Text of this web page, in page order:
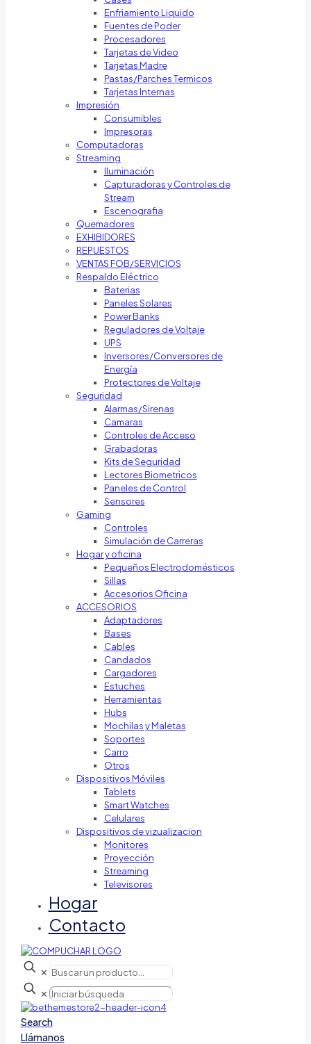
Enfriamiento Liquido
Fuentes de Poder
Procesadores
Tarjetas de Video
Tarjetas Madre
Pastas/Parches Termicos
Tarjetas Internas
Impresión
Consumibles
Impresoras
Computadoras
Streaming
Iluminación
Capturadoras y Controles de
Stream
Escenografia
Quemadores
EXHIBIDORES
REPUESTOS
VENTAS FOB/SERVICIOS
Respaldo Eléctrico
Baterias
Paneles Solares
Power Banks
Reguladores de Voltaje
UPS
Inversores/Conversores de
Energía
Protectores de Voltaje
Seguridad
Alarmas/Sirenas
Camaras
Controles de Acceso
Grabadoras
Kits de Seguridad
Lectores Biometricos
Paneles de Control
Sensores
Gaming
Controles
Simulación de Carreras
Hogar y oficina
Pequeños Electrodomésticos
Sillas
Accesorios Oficina
ACCESORIOS
Adaptadores
Bases
Cables
Candados
Cargadores
Estuches
Herramientas
Hubs
Mochilas y Maletas
Soportes
Carro
Otros
Dispositivos Móviles
Tablets
Smart Watches
Celulares
Dispositivos de vizualizacion
Monitores
Proyección
Streaming
Televisores
Hogar
Contacto
✕
✕
Search
Llámanos